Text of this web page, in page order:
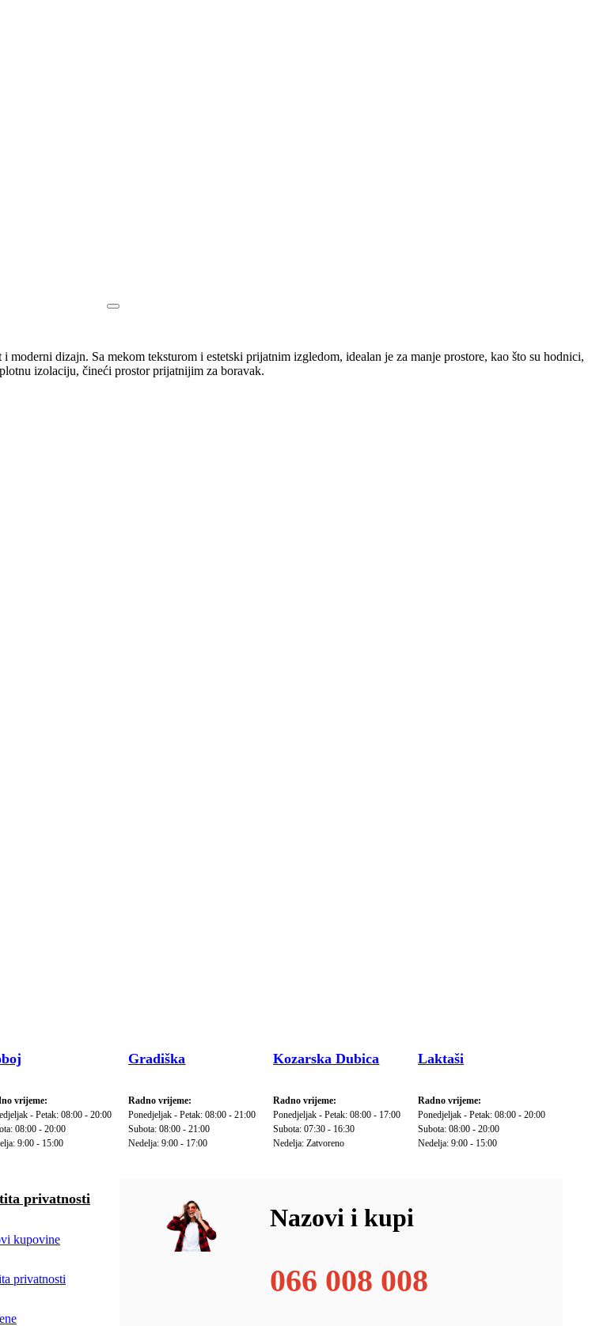
dizajn. Sa mekom teksturom i estetski prijatnim izgledom, idealan je za manje prostore, kao što su hodnici,
izolaciju, čineći prostor prijatnijim za boravak.
vrijeme:
- Petak: 08:00 - 20:00
08:00 - 20:00
9:00 - 15:00
Gradiška
Radno vrijeme:
Ponedjeljak - Petak: 08:00 - 21:00
Subota: 08:00 - 21:00
Nedelja: 9:00 - 17:00
Kozarska Dubica
Radno vrijeme:
Ponedjeljak - Petak: 08:00 - 17:00
Subota: 07:30 - 16:30
Nedelja: Zatvoreno
Laktaši
Radno vrijeme:
Ponedjeljak - Petak: 08:00 - 20:00
Subota: 08:00 - 20:00
Nedelja: 9:00 - 15:00
privatnosti
kupovine
privatnosti
Nazovi i kupi
066 008 008